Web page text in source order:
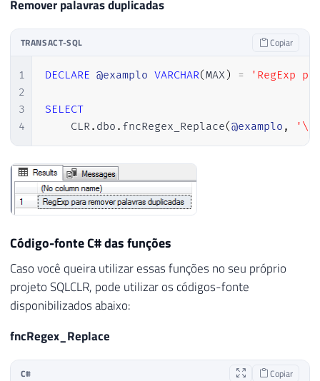
Remover palavras duplicadas
TRANSACT-SQL Copiar
1
2
3
4
DECLARE @examplo VARCHAR(MAX) = 'RegExp
SELECT
    CLR
. dbo . fncRegex_Replace(@examplo ,
Código-fonte C# das funções
Caso você queira utilizar essas funções no seu próprio
projeto SQLCLR, pode utilizar os códigos-fonte
disponibilizados abaixo:
fncRegex_Replace
C# Copiar